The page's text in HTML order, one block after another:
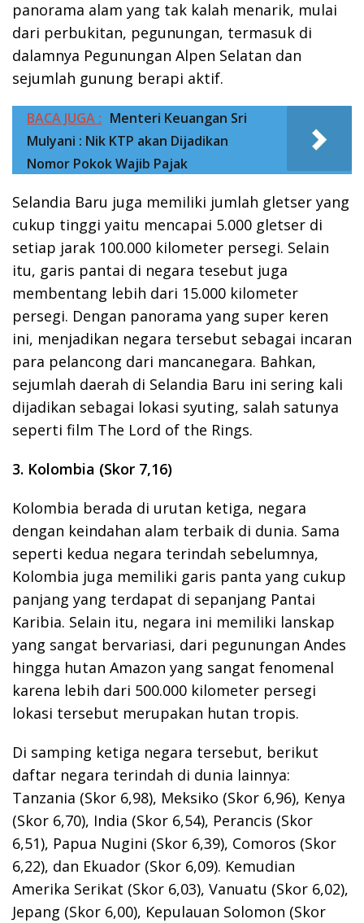
panorama alam yang tak kalah menarik, mulai
dari perbukitan, pegunungan, termasuk di
dalamnya Pegunungan Alpen Selatan dan
sejumlah gunung berapi aktif.
BACA JUGA : Menteri Keuangan Sri
Mulyani : Nik KTP akan Dijadikan
Nomor Pokok Wajib Pajak
Selandia Baru juga memiliki jumlah gletser yang
cukup tinggi yaitu mencapai 5.000 gletser di
setiap jarak 100.000 kilometer persegi. Selain
itu, garis pantai di negara tesebut juga
membentang lebih dari 15.000 kilometer
persegi. Dengan panorama yang super keren
ini, menjadikan negara tersebut sebagai incaran
para pelancong dari mancanegara. Bahkan,
sejumlah daerah di Selandia Baru ini sering kali
dijadikan sebagai lokasi syuting, salah satunya
seperti film The Lord of the Rings.
3. Kolombia (Skor 7,16)
Kolombia berada di urutan ketiga, negara
dengan keindahan alam terbaik di dunia. Sama
seperti kedua negara terindah sebelumnya,
Kolombia juga memiliki garis panta yang cukup
panjang yang terdapat di sepanjang Pantai
Karibia. Selain itu, negara ini memiliki lanskap
yang sangat bervariasi, dari pegunungan Andes
hingga hutan Amazon yang sangat fenomenal
karena lebih dari 500.000 kilometer persegi
lokasi tersebut merupakan hutan tropis.
Di samping ketiga negara tersebut, berikut
daftar negara terindah di dunia lainnya:
Tanzania (Skor 6,98), Meksiko (Skor 6,96), Kenya
(Skor 6,70), India (Skor 6,54), Perancis (Skor
6,51), Papua Nugini (Skor 6,39), Comoros (Skor
6,22), dan Ekuador (Skor 6,09). Kemudian
Amerika Serikat (Skor 6,03), Vanuatu (Skor 6,02),
Jepang (Skor 6,00), Kepulauan Solomon (Skor